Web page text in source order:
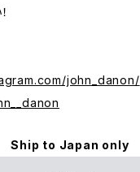
john_danon/
Ship to Japan only